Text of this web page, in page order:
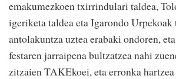
emakumezkoen txirrindulari taldea,
igeriketa taldea eta Igarondo Urpekoak
antolakuntza uztea erabaki ondoren,
festaren jarraipena bultzatzea nahi
zitzaien TAKEkoei, eta erronka